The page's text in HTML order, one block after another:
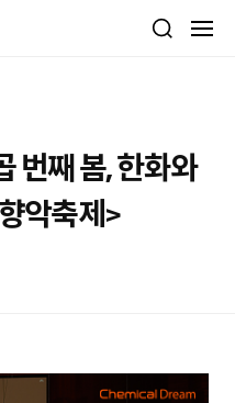
번째 봄, 한화와
악축제>